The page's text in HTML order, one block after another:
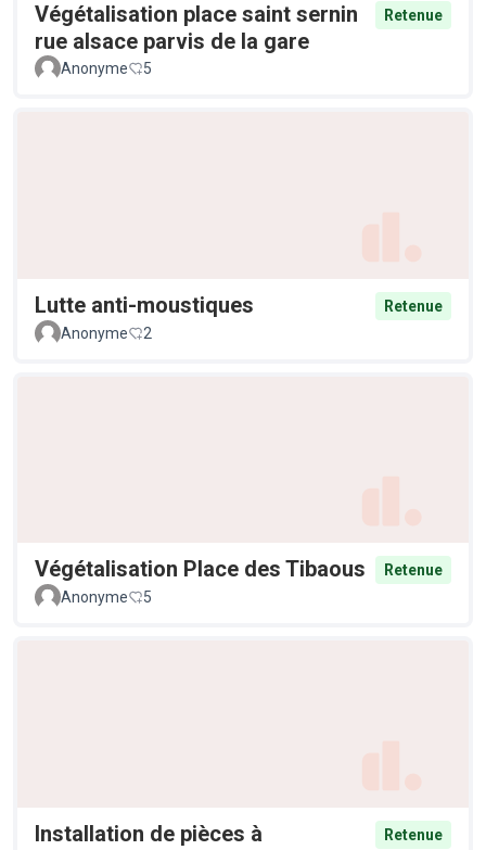
Végétalisation place saint sernin
rue alsace parvis de la gare
Retenue
Anonyme 5
Lutte anti-moustiques
Retenue
Anonyme
2
Végétalisation Place des Tibaous
Retenue
Anonyme
5
Installation de pièces à
Retenue